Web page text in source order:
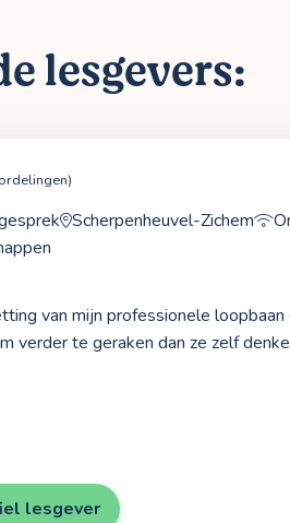
lesgevers:
Scherpenheuvel-Zichem
van mijn professionele
verder te geraken dan ze zelf
lesgever